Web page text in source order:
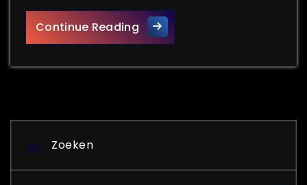
Continue ReadingDe Cruciale Rol van
Zoeken